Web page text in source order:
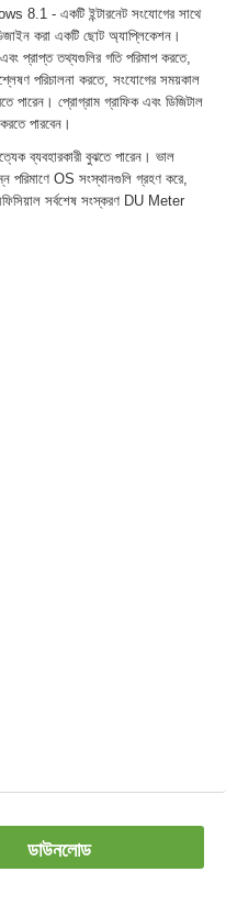
8.1 - একটি ইন্টারনেট সংযোগের সাথে
করা একটি ছোট অ্যাপ্লিকেশন।
প্রাপ্ত তথ্যগুলির গতি পরিমাপ করতে,
পরিচালনা করতে, সংযোগের সময়কাল
পারেন। প্রোগ্রাম গ্রাফিক এবং ডিজিটাল
পারবেন।
ব্যবহারকারী বুঝতে পারেন। ভাল
পরিমাণে OS সংস্থানগুলি গ্রহণ করে,
সর্বশেষ সংস্করণ DU Meter
ডাউনলোড